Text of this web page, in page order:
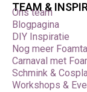
TEAM &
Ons team
Blogpagina
DIY Inspiratie
Nog meer
Carnaval met
Schmink &
Workshops &